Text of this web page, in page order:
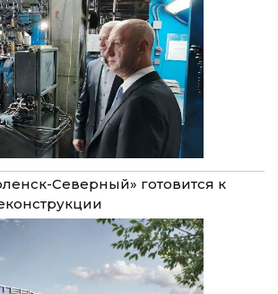
Северный» готовится к